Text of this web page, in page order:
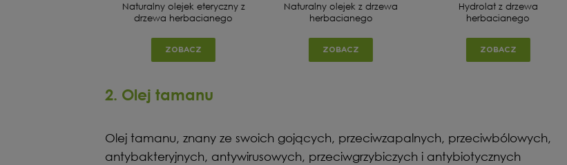
Naturalny olejek eteryczny z
drzewa herbacianego
ZOBACZ
Naturalny olejek z drzewa
herbacianego
ZOBACZ
Hydrolat z drzewa
herbacianego
ZOBACZ
2. Olej tamanu
Olej tamanu, znany ze swoich gojących, przeciwzapalnych, przeciwbólowych,
antybakteryjnych, antywirusowych, przeciwgrzybiczych i antybiotycznych